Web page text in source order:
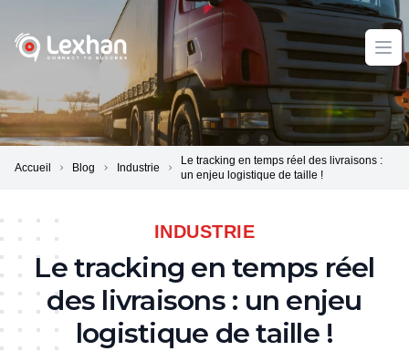
Lexhan
Accueil Blog Industrie
Le tracking en temps réel des livraisons :
un enjeu logistique de taille !
INDUSTRIE
Le tracking en temps réel
des livraisons : un enjeu
logistique de taille !